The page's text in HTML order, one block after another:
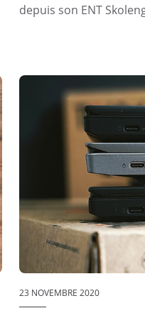
depuis son ENT
23 NOVEMBRE 2020